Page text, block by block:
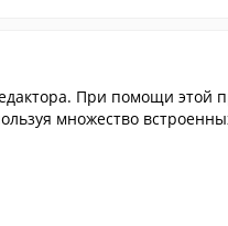
При помощи этой
множество